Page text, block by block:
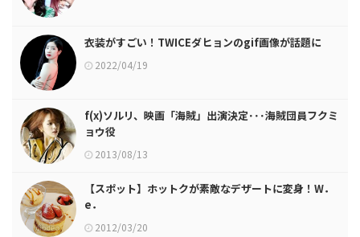
衣装がすごい！TWICEダヒョンのgif画像が話題に
2022/04/19
f(x)ソルリ、映画「海賊」出演決定･･･海賊団員フクミ
ョウ役
2013/08/13
【スポット】ホットクが素敵なデザートに変身！W．
e．
2012/03/20